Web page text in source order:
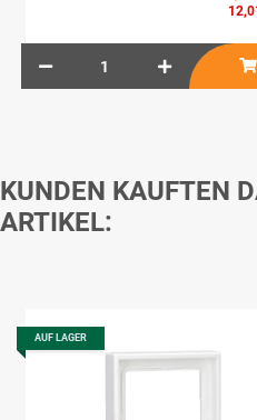
KUNDEN KAUFTEN
ARTIKEL:
AUF LAGER